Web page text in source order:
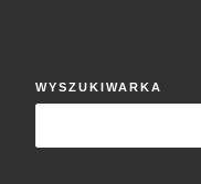
WYSZUKIWARKA